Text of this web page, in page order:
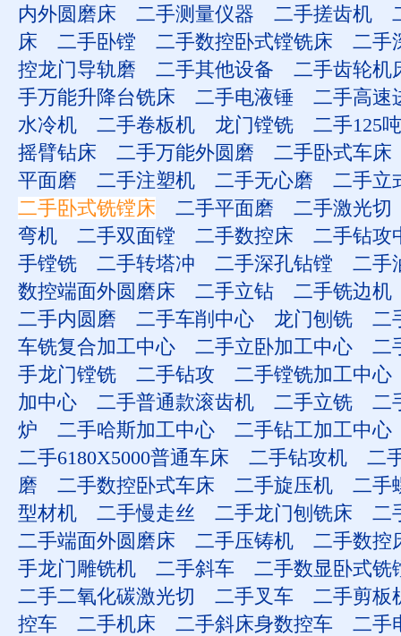
内外圆磨床
二手测量仪器 二手搓齿机
床
二手卧镗 二手数控卧式镗铣床
二手
控龙门导轨磨
二手其他设备
二手齿轮机
手万能升降台铣床
二手电液锤
二手高速
水冷机
二手卷板机 龙门镗铣
二手125
摇臂钻床
二手万能外圆磨
二手卧式车床
平面磨
二手注塑机 二手无心磨
二手立
二手卧式铣镗床
二手平面磨
二手激光切
弯机
二手双面镗 二手数控床
二手钻攻
手镗铣
二手转塔冲 二手深孔钻镗
二手
数控端面外圆磨床
二手立钻
二手铣边机
二手内圆磨
二手车削中心 龙门刨铣
二
车铣复合加工中心
二手立卧加工中心
二
手龙门镗铣
二手钻攻
二手镗铣加工中心
加中心
二手普通款滚齿机 二手立铣
二
炉
二手哈斯加工中心
二手钻工加工中心
二手6180X5000普通车床
二手钻攻机
二
磨
二手数控卧式车床 二手旋压机
二手
型材机
二手慢走丝 二手龙门刨铣床
二
二手端面外圆磨床
二手压铸机
二手数控
手龙门雕铣机
二手斜车
二手数显卧式铣
二手二氧化碳激光切
二手叉车
二手剪板
控车
二手机床 二手斜床身数控车
二手